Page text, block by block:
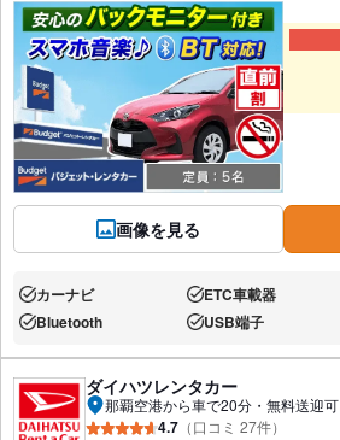
画像を見る
あり:カーナビ あり:ETC車載器
あり:Bluetooth あり:USB端子
ダイハツレンタカー
那覇空港から車で20分・無料送迎可
4.7 （口コミ 27件）